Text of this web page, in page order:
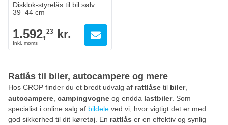
Disklok-styrelås til bil sølv
39–44 cm
1.592,23 kr.
Ratlås til biler, autocampere og mere
Hos CROP finder du et bredt udvalg af rattlåse til biler,
autocampere campingvogne og endda lastbiler. Som
specialist i online salg af bildele ved vi, hvor vigtigt det er med
god sikkerhed til dit køretøj. En rattlås er en effektiv og synlig